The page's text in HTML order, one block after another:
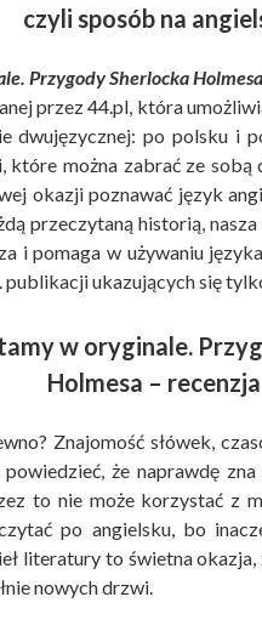
czyli sposób na
Przygody Sherlocka Holmesa
przez 44.pl, która
dwujęzycznej: po polsku i
które można zabrać ze
okazji poznawać język
przeczytaną historią,
i pomaga w używaniu
publikacji ukazujących się
w oryginale.
Holmesa – recenzja
Znajomość słówek,
że naprawdę
to nie może korzystać z
po angielsku, bo
literatury to świetna
nowych drzwi.